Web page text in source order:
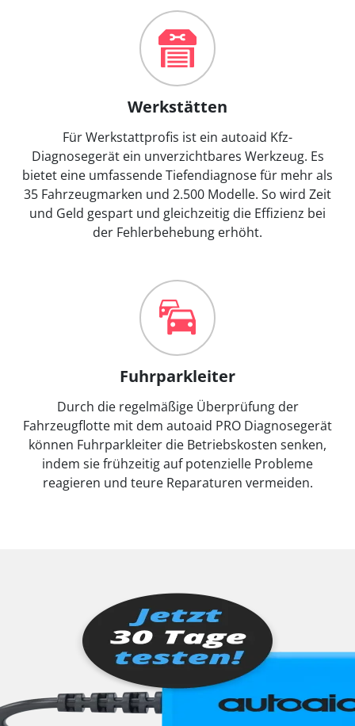
Werkstätten
Für Werkstattprofis ist ein autoaid Kfz-
Diagnosegerät ein unverzichtbares Werkzeug. Es
bietet eine umfassende Tiefendiagnose für mehr als
35 Fahrzeugmarken und 2.500 Modelle. So wird Zeit
und Geld gespart und gleichzeitig die Effizienz bei
der Fehlerbehebung erhöht.
Fuhrparkleiter
Durch die regelmäßige Überprüfung der
Fahrzeugflotte mit dem autoaid PRO Diagnosegerät
können Fuhrparkleiter die Betriebskosten senken,
indem sie frühzeitig auf potenzielle Probleme
reagieren und teure Reparaturen vermeiden.